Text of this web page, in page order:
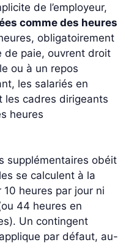
de l’employeur,
comme des heures
obligatoirement
de paie, ouvrent droit
ou à un repos
les salariés en
les cadres dirigeants
heures
supplémentaires obéit
se calculent à la
heures par jour ni
44 heures en
Un contingent
par défaut, au-